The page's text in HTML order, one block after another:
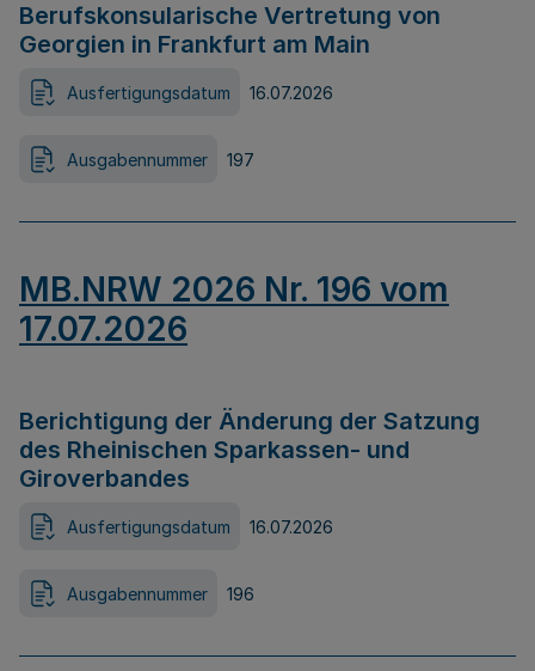
Berufskonsularische Vertretung von
Georgien in Frankfurt am Main
Ausfertigungsdatum 16.07.2026
Ausgabennummer 197
MB.NRW 2026 Nr. 196 vom
17.07.2026
Berichtigung der Änderung der Satzung
des Rheinischen Sparkassen- und
Giroverbandes
Ausfertigungsdatum 16.07.2026
Ausgabennummer 196